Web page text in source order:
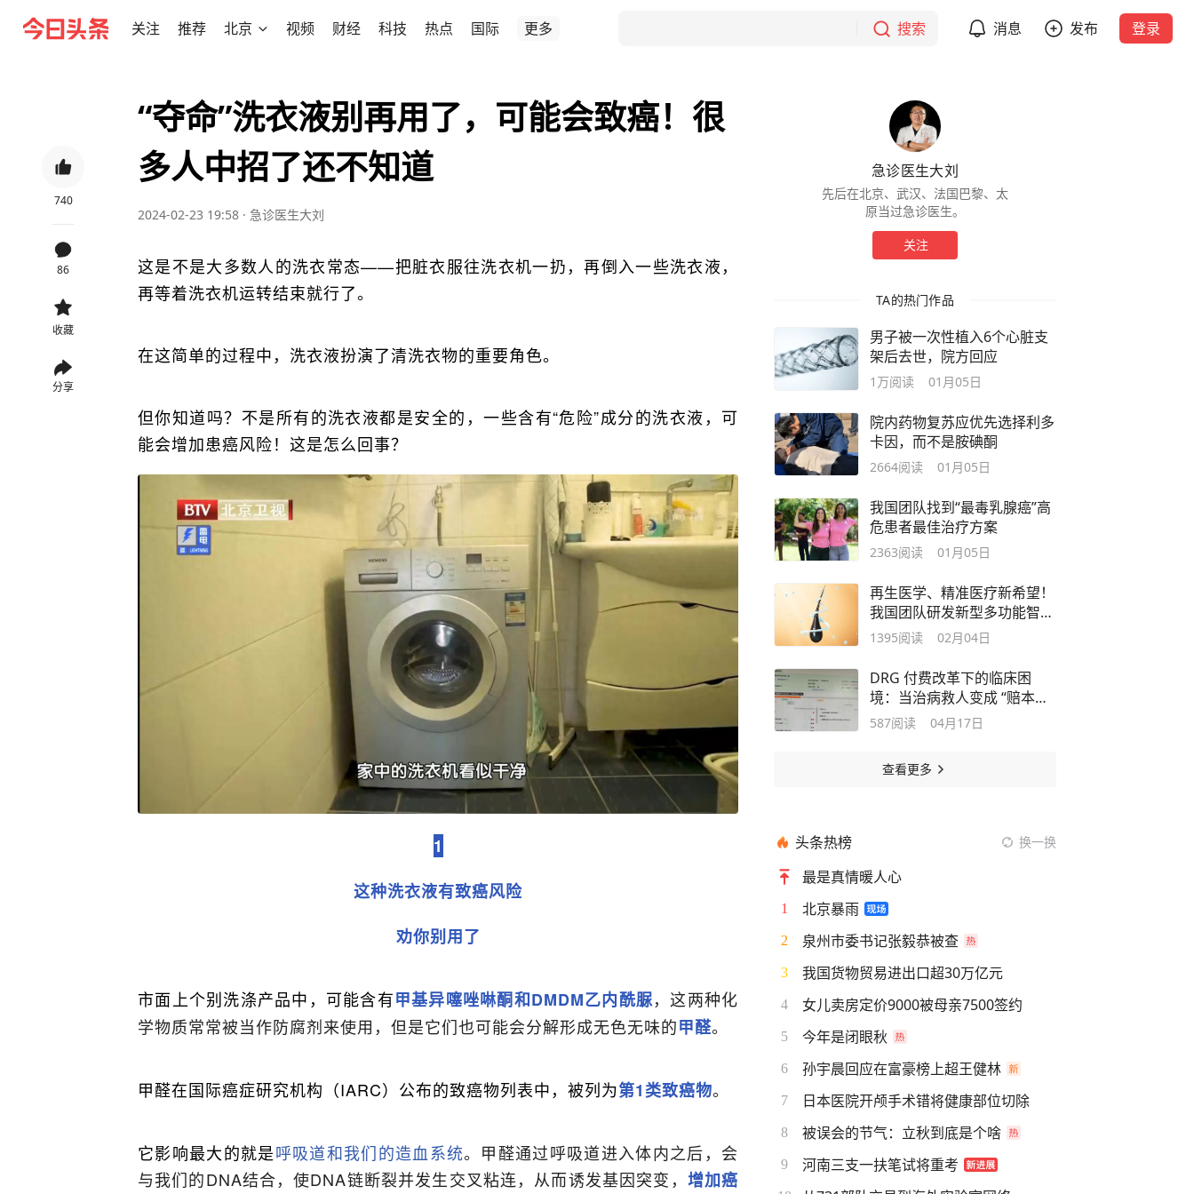
关注 推荐 北京 视频 财经 科技 热点 国际 更多 搜索 消息 发布 登录
740
86
收藏
分享
“夺命”洗衣液别再用了，可能会致癌！很
多人中招了还不知道
2024-02-23 19:58 · 急诊医生大刘
这是不是大多数人的洗衣常态——把脏衣服往洗衣机一扔，再倒入一些洗衣液，
再等着洗衣机运转结束就行了。
在这简单的过程中，洗衣液扮演了清洗衣物的重要角色。
但你知道吗？不是所有的洗衣液都是安全的，一些含有“危险”成分的洗衣液，可
能会增加患癌风险！这是怎么回事？
1
这种洗衣液有致癌风险
劝你别用了
市面上个别洗涤产品中，可能含有甲基异噻唑啉酮和DMDM乙内酰脲，这两种化
学物质常常被当作防腐剂来使用，但是它们也可能会分解形成无色无味的甲醛。
甲醛在国际癌症研究机构（IARC）公布的致癌物列表中，被列为第1类致癌物。
它影响最大的就是呼吸道和我们的造血系统。甲醛通过呼吸道进入体内之后，会
与我们的DNA结合，使DNA链断裂并发生交叉粘连，从而诱发基因突变， 增加癌
急诊医生大刘
先后在北京、武汉、法国巴黎、太
原当过急诊医生。
关注
TA的热门作品
男子被一次性植入6个心脏支
架后去世，院方回应
1万阅读 01月05日
院内药物复苏应优先选择利多
卡因，而不是胺碘酮
2664阅读 01月05日
我国团队找到“最毒乳腺癌”高
危患者最佳治疗方案
2363阅读 01月05日
再生医学、精准医疗新希望！
我国团队研发新型多功能智能
水凝胶
1395阅读 02月04日
DRG 付费改革下的临床困
境：当治病救人变成 “赔本买
卖”
587阅读 04月17日
查看更多
头条热榜 换一换
最是真情暖人心
1 北京暴雨
2 泉州市委书记张毅恭被查
3 我国货物贸易进出口超30万亿元
4 女儿卖房定价9000被母亲7500签约
5 今年是闭眼秋
6 孙宇晨回应在富豪榜上超王健林
7 日本医院开颅手术错将健康部位切除
8 被误会的节气：立秋到底是个啥
9 河南三支一扶笔试将重考